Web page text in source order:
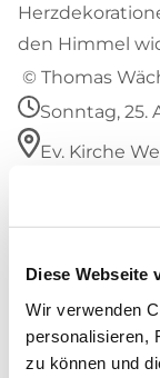
Diese Webseite
Wir verwenden
personalisieren,
zu können und
© Thomas
Sonntag, 25.
Ev. Kirche